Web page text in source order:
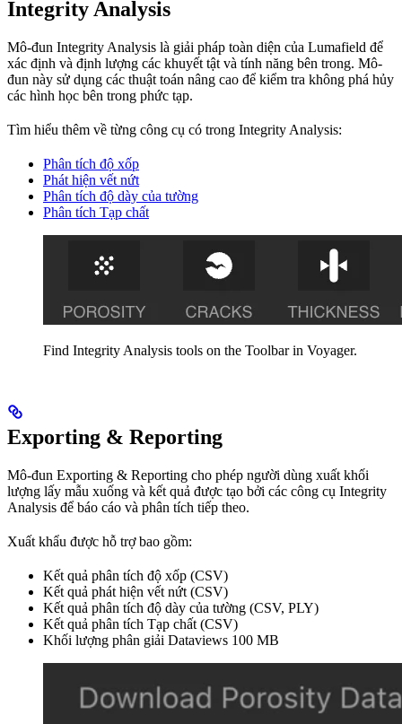
Integrity Analysis
Mô-đun Integrity Analysis là giải pháp toàn diện của Lumafield để
xác định và định lượng các khuyết tật và tính năng bên trong. Mô-
đun này sử dụng các thuật toán nâng cao để kiểm tra không phá hủy
các hình học bên trong phức tạp.
Tìm hiểu thêm về từng công cụ có trong Integrity Analysis:
Phân tích độ xốp
Phát hiện vết nứt
Phân tích độ dày của tường
Phân tích Tạp chất
Find Integrity Analysis tools on the Toolbar in Voyager.
Exporting & Reporting
Mô-đun Exporting & Reporting cho phép người dùng xuất khối
lượng lấy mẫu xuống và kết quả được tạo bởi các công cụ Integrity
Analysis để báo cáo và phân tích tiếp theo.
Xuất khẩu được hỗ trợ bao gồm:
Kết quả phân tích độ xốp (CSV)
Kết quả phát hiện vết nứt (CSV)
Kết quả phân tích độ dày của tường (CSV, PLY)
Kết quả phân tích Tạp chất (CSV)
Khối lượng phân giải Dataviews 100 MB